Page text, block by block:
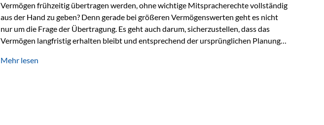
Vermögen frühzeitig übertragen werden, ohne wichtige Mitspracherechte vollständig
aus der Hand zu geben? Denn gerade bei größeren Vermögenswerten geht es nicht
nur um die Frage der Übertragung. Es geht auch darum, sicherzustellen, dass das
Vermögen langfristig erhalten bleibt und entsprechend der ursprünglichen Planung
Ein Vater schenkt seiner Tochter einen Teil seines Vermögens. Einige Jahre später
Mehr lesen